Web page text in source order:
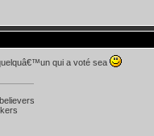
qui a voté sea